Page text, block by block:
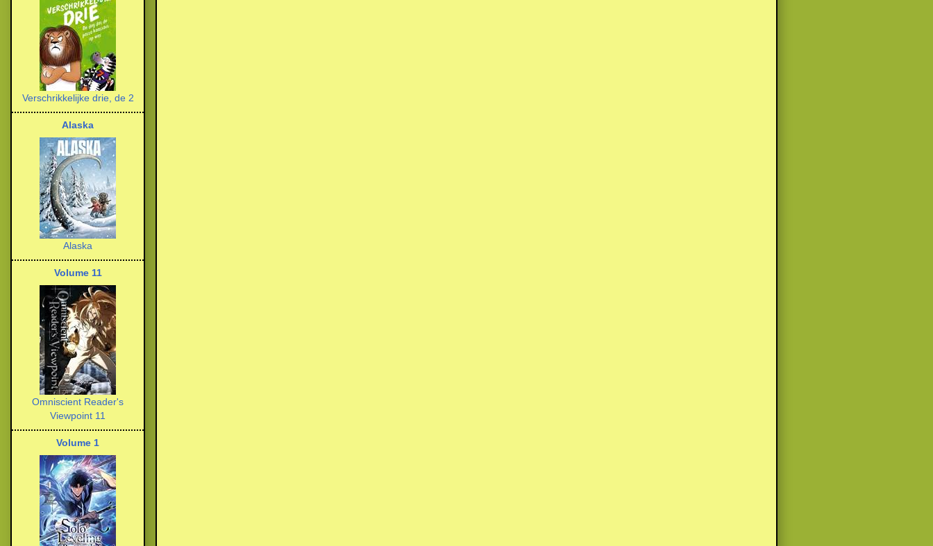
Verschrikkelijke drie, de 2
Alaska
Alaska
Volume 11
Omniscient Reader's
Viewpoint 11
Volume 1